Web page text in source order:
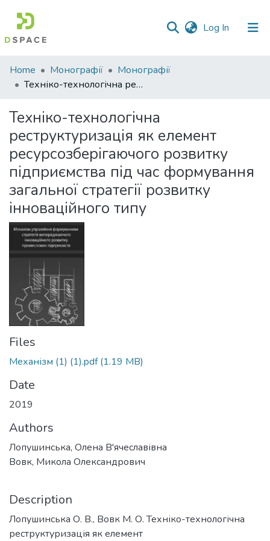
Log In (current)
Communities
&
All of DSpace
Statistics
Home Монографії
Монографії
Техніко-технологічна реструктуризація як елемент ресурсозберігаючого розвитку підприємства під час формування загальної стратегії розвитку інноваційного типу
Техніко-технологічна
реструктуризація як елемент
ресурсозберігаючого розвитку
підприємства під час формування
загальної стратегії розвитку
інноваційного типу
Files
Механізм (1) (1).pdf(1.19 MB)
Date
2019
Authors
Лопушинська, Олена В'ячеславівна
Вовк, Микола Олександрович
Description
Лопушинська О. В., Вовк М. О. Техніко-технологічна
реструктуризація як елемент